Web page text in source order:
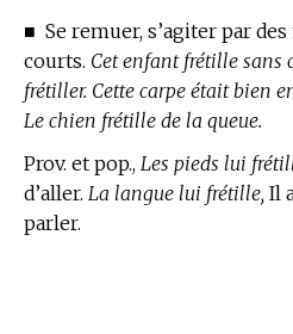
■ Se remuer, s’agiter par
courts. Cet enfant frétille sans
frétiller. Cette carpe était bien
Le chien frétille de la queue.
Prov. et pop., Les pieds lui
d’aller. La langue lui frétille, Il
parler.